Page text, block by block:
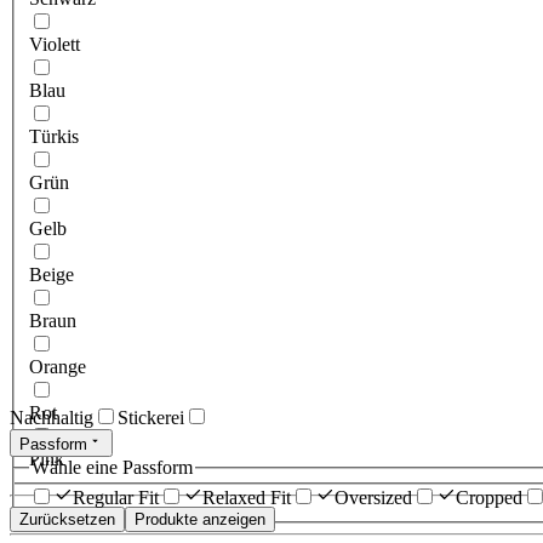
Violett
Blau
Türkis
Grün
Gelb
Beige
Braun
Orange
Rot
Pink
Zurücksetzen Produkte anzeigen
Nachhaltig Stickerei
Passform
Wähle eine Passform
Regular Fit
Relaxed Fit Oversized Cropped